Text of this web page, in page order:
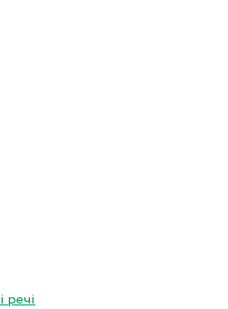
речі